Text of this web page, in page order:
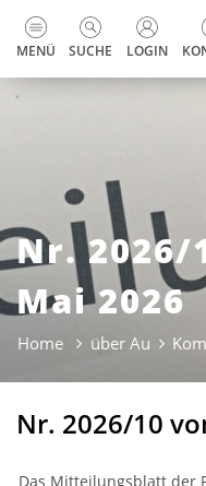
zur Startseite
Direkt zur
Direkt zum
Direkt zur Suche
Direkt zum
MENÜ SUCHE LOGIN
Nr. 2026/
Mai 2026
Home über Au
Nr. 2026/10
Das Mitteilungsblatt der